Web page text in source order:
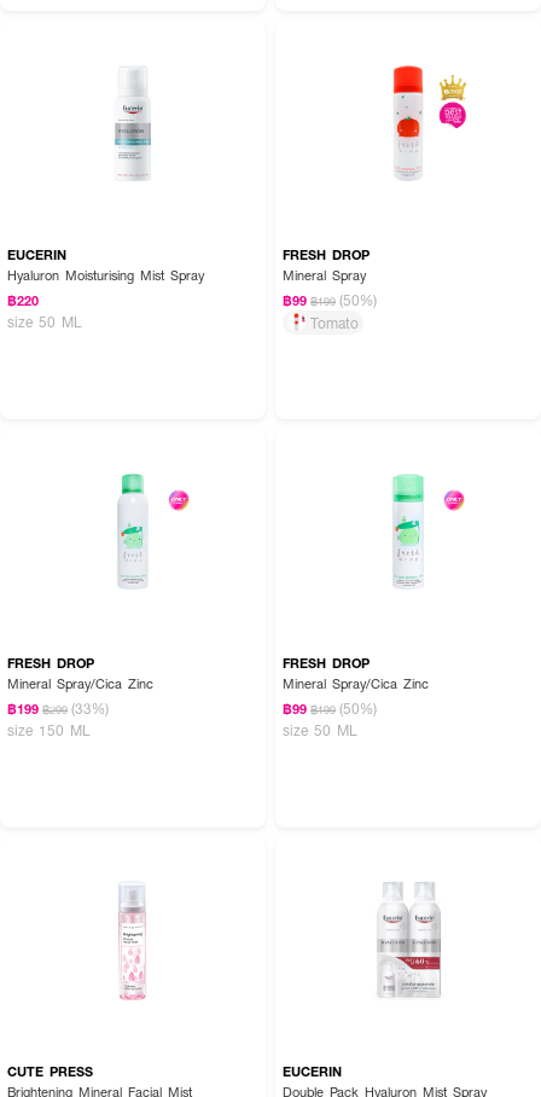
· ใช้เป็นมาส์ก: ฉีดลงบนสำลีแผ่น แล้วแปะบนผิว 2 นาที จากนั้นใช้มือกดซับเบาๆ
· ใช้หลังแต่งหน้า: ฉีดเพื่อเพิ่มความชุ่มชื้นและล็อคเมคอัพ
EUCERIN
Hyaluron Moisturising Mist Spray
฿220
size 50 ML
FRESH DROP
Mineral Spray
฿99 ฿199 (50%)
Tomato
FRESH DROP
Mineral Spray/Cica Zinc
฿199 ฿299 (33%)
size 150 ML
FRESH DROP
Mineral Spray/Cica Zinc
฿99 ฿199 (50%)
size 50 ML
CUTE PRESS
Brightening Mineral Facial Mist
EUCERIN
Double Pack Hyaluron Mist Spray